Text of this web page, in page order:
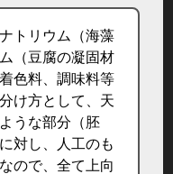
トリウム（海藻
（豆腐の凝固材
色料、調味料等
け方として、天
うな部分（胚
対し、人工のも
ので、全て上向